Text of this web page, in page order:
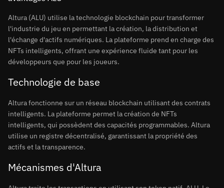
Altura (ALU) utilise la technologie blockchain pour transformer
l'industrie du jeu en permettant la création, la distribution et
l'échange d'actifs numériques. La plateforme prend en charge des
NFTs intelligents, offrant une expérience fluide tant pour les
développeurs que pour les joueurs.
Technologie de base
Altura fonctionne sur un réseau blockchain utilisant des contrats
intelligents. La plateforme permet la création de NFTs
intelligents, qui possèdent des capacités programmables. Altura
utilise un registre décentralisé, garantissant la propriété des
actifs et la transparence.
Mécanismes d'Altura